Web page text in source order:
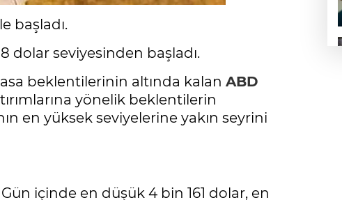
başladı.
dolar seviyesinden başladı.
beklentilerinin altında kalan ABD
yönelik beklentilerin
en yüksek seviyelerine yakın seyrini
içinde en düşük 4 bin 161 dolar, en